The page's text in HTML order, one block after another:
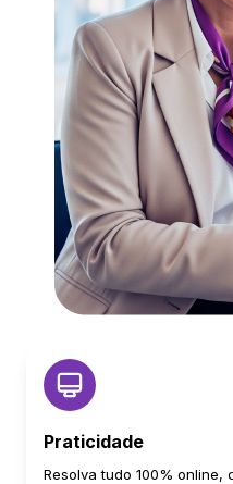
Praticidade
Resolva tudo 100% online,